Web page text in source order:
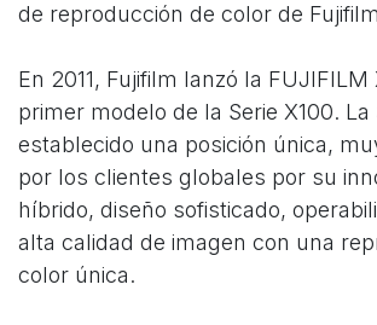
de reproducción de color de
En 2011, Fujifilm lanzó la FUJIFILM
primer modelo de la Serie X100. La
establecido una posición única,
por los clientes globales por su
híbrido, diseño sofisticado,
alta calidad de imagen con una
color única.